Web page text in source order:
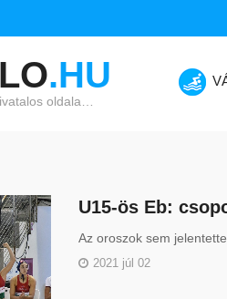
.HU
oldala…
U15-ös Eb:
Az oroszok sem
2021 júl 02